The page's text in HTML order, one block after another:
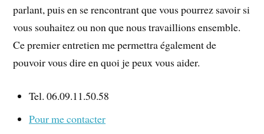
parlant, puis en se rencontrant que vous pourrez savoir si
vous souhaitez ou non que nous travaillions ensemble.
Ce premier entretien me permettra également de
pouvoir vous dire en quoi je peux vous aider.
Tel. 06.09.11.50.58
Pour me contacter